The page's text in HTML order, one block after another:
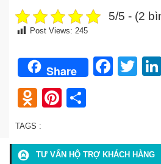
5/5 - (2
Post Views: 245
Share
Odnoklassniki
Pinterest
TAGS :
TƯ VẤN HỘ TRỢ KHÁCH HÀNG